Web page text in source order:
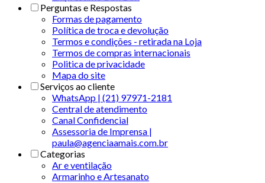
Perguntas e Respostas
Formas de pagamento
Política de troca e devolução
Termos e condições - retirada na Loja
Termos de compras internacionais
Politica de privacidade
Mapa do site
Serviços ao cliente
WhatsApp | (21) 97971-2181
Central de atendimento
Canal Confidencial
Assessoria de Imprensa |
paula@agenciaamais.com.br
Categorias
Ar e ventilação
Armarinho e Artesanato